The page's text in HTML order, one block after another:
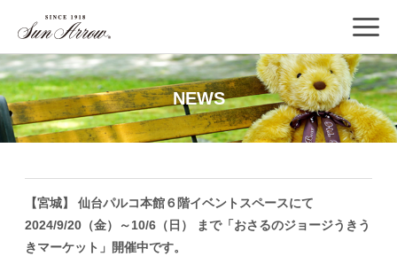
NEWS
【宮城】 仙台パルコ本館６階イベントスペースにて
2024/9/20（金）～10/6（日） まで「おさるのジョージうきう
きマーケット」開催中です。